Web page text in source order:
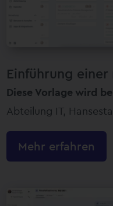
Einführung
Diese Vorlage wird
Abteilung IT,
Mehr erfahren